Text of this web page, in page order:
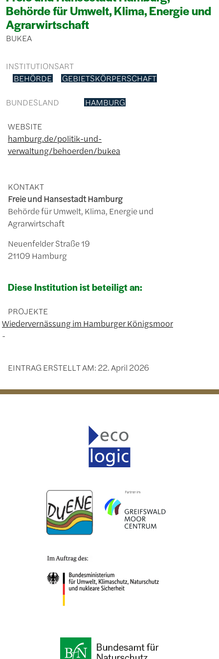
Behörde für Umwelt, Klima, Energie und
Agrarwirtschaft
BUKEA
INSTITUTIONSART
BEHÖRDE
GEBIETSKÖRPERSCHAFT
BUNDESLAND HAMBURG
WEBSITE
hamburg.de/politik-und-
verwaltung/behoerden/bukea
KONTAKT
Freie und Hansestadt Hamburg
Behörde für Umwelt, Klima, Energie und
Agrarwirtschaft
Neuenfelder Straße 19
21109 Hamburg
Diese Institution ist beteiligt an:
PROJEKTE
Wiedervernässung im Hamburger Königsmoor
EINTRAG ERSTELLT AM: 22. April 2026